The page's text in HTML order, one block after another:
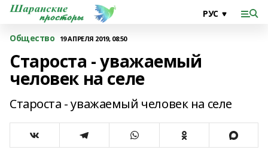
Общество 19 АПРЕЛЯ 2019, 08:50
Староста - уважаемый
человек на селе
Староста - уважаемый человек на селе